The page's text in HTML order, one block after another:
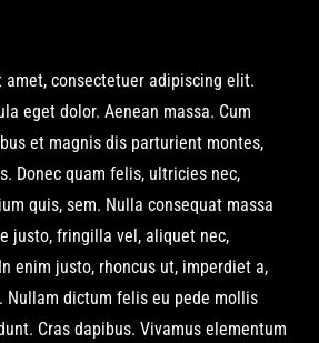
amet, consectetuer adipiscing elit.
eget dolor. Aenean massa. Cum
et magnis dis parturient montes,
Donec quam felis, ultricies nec,
quis, sem. Nulla consequat massa
justo, fringilla vel, aliquet nec,
enim justo, rhoncus ut, imperdiet a,
Nullam dictum felis eu pede mollis
Cras dapibus. Vivamus elementum